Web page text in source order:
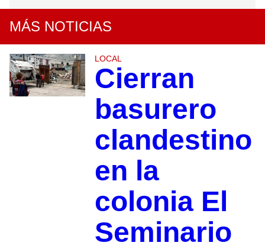
MÁS NOTICIAS
LOCAL
Cierran
basurero
clandestino
en la
colonia El
Seminario